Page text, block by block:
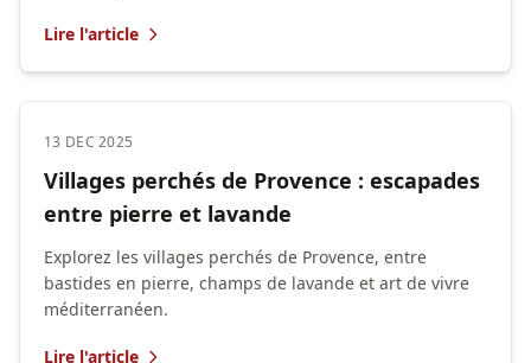
Lire l'article
13 DEC 2025
Villages perchés de Provence : escapades
entre pierre et lavande
Explorez les villages perchés de Provence, entre
bastides en pierre, champs de lavande et art de vivre
méditerranéen.
Lire l'article